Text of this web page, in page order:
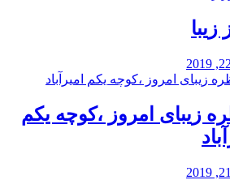
زیبا
زیبای امروز ،کوچه یکم